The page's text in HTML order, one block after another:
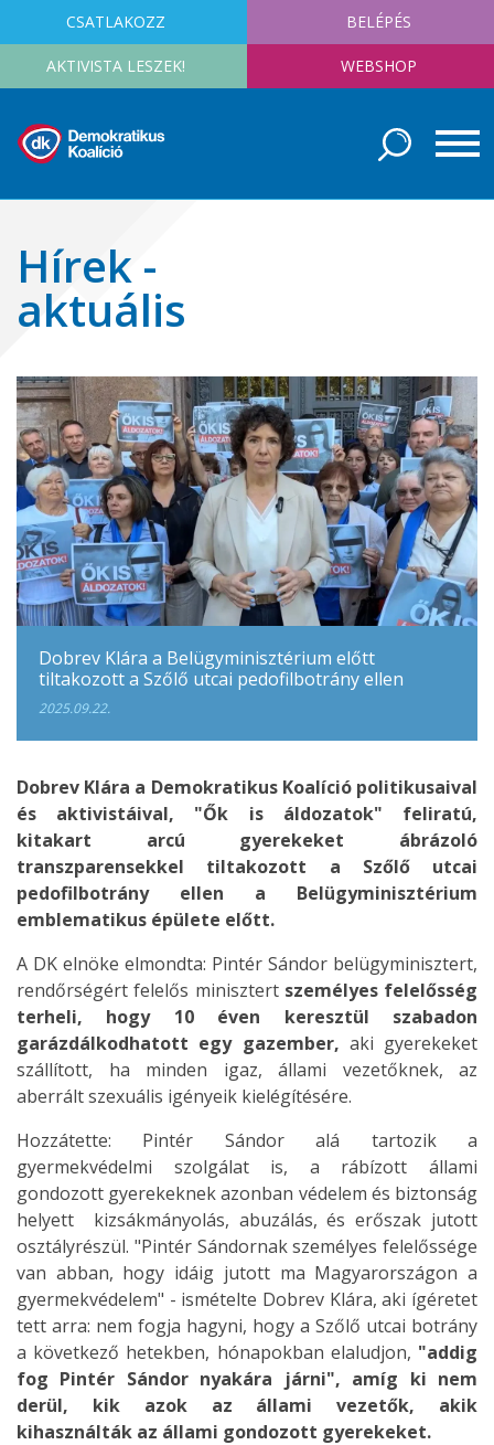
CSATLAKOZZ BELÉPÉS
AKTIVISTA LESZEK! WEBSHOP
Hírek -
aktuális
Dobrev Klára a Belügyminisztérium előtt
tiltakozott a Szőlő utcai pedofilbotrány ellen
2025.09.22.
Dobrev Klára a Demokratikus Koalíció politikusaival
és aktivistáival, "Ők is áldozatok" feliratú,
kitakart arcú gyerekeket ábrázoló
transzparensekkel tiltakozott a Szőlő utcai
pedofilbotrány ellen a Belügyminisztérium
emblematikus épülete előtt.
A DK elnöke elmondta: Pintér Sándor belügyminisztert,
rendőrségért felelős minisztert személyes felelősség
terheli, hogy 10 éven keresztül szabadon
garázdálkodhatott egy gazember, aki gyerekeket
szállított, ha minden igaz, állami vezetőknek, az
aberrált szexuális igényeik kielégítésére.
Hozzátette: Pintér Sándor alá tartozik a
gyermekvédelmi szolgálat is, a rábízott állami
gondozott gyerekeknek azonban védelem és biztonság
helyett kizsákmányolás, abuzálás, és erőszak jutott
osztályrészül. "Pintér Sándornak személyes felelőssége
van abban, hogy idáig jutott ma Magyarországon a
gyermekvédelem" - ismételte Dobrev Klára, aki ígéretet
tett arra: nem fogja hagyni, hogy a Szőlő utcai botrány
a következő hetekben, hónapokban elaludjon, "addig
fog Pintér Sándor nyakára járni", amíg ki nem
derül, kik azok az állami vezetők, akik
kihasználták az állami gondozott gyerekeket.